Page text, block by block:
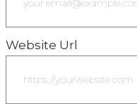
Website Url